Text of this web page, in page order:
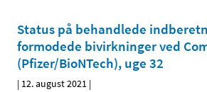
Status på behandlede
formodede bivirkninger ved
(Pfizer/BioNTech), uge 32
| 12. august 2021 |